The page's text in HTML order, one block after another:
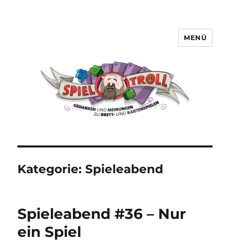
MENÜ
Kategorie:Spieleabend
Spieleabend #36 – Nur
ein Spiel